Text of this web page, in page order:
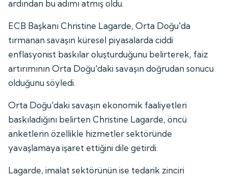
ardından bu adımı atmış oldu.
ECB Başkanı Christine Lagarde, Orta Doğu'da
tırmanan savaşın küresel piyasalarda ciddi
enflasyonist baskılar oluşturduğunu belirterek, faiz
artırımının Orta Doğu'daki savaşın doğrudan sonucu
olduğunu söyledi.
Orta Doğu'daki savaşın ekonomik faaliyetleri
baskıladığını belirten Christine Lagarde, öncü
anketlerin özellikle hizmetler sektöründe
yavaşlamaya işaret ettiğini dile getirdi.
Lagarde, imalat sektörünün ise tedarik zinciri